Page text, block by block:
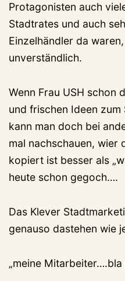
Protagonisten auch
Stadtrates und auch
Einzelhändler da
unverständlich.
Wenn Frau USH schon
und frischen Ideen
kann man doch bei
mal nachschauen, wier
kopiert ist besser als
heute schon gegoch….
Das Klever
genauso dastehen wie
„meine